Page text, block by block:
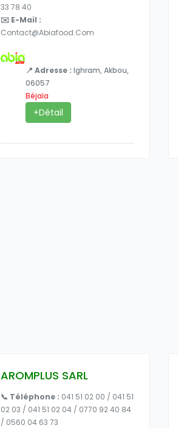
33 78 40
✉️ E-Mail :
Contact@abiafood.com
📍 Adresse : Ighram, Akbou,
06057
Béjaïa
+Détail
AROMPLUS SARL
📞 Téléphone : 041 51 02 00 / 041 51
02 03 / 041 51 02 04 / 0770 92 40 84
/ 0560 04 63 73